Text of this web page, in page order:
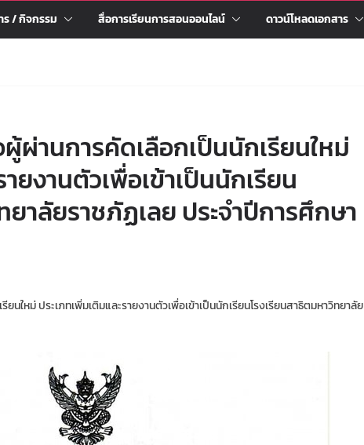
ร / กิจกรรม สื่อการเรียนการสอนออนไลน์ ดาวน์โหลดเอกสาร
ผู้ผ่านการคัดเลือกเป็นนักเรียนใหม่
ยงานตัวเพื่อเข้าเป็นนักเรียน
ยาลัยราชภัฏเลย ประจำปีการศึกษา
นใหม่ ประเภทเพิ่มเติมและรายงานตัวเพื่อเข้าเป็นนักเรียนโรงเรียนสาธิตมหาวิทยาลัย